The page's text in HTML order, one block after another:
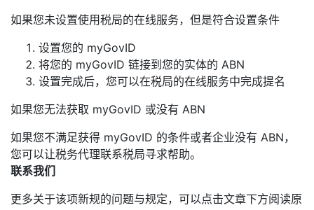
如果您未设置使用税局的在线服务，但是符合设置条件
设置您的 myGovID
将您的 myGovID 链接到您的实体的 ABN
设置完成后，您可以在税局的在线服务中完成提名
如果您无法获取 myGovID 或没有 ABN
如果您不满足获得 myGovID 的条件或者企业没有 ABN，
您可以让税务代理联系税局寻求帮助。
联系我们
更多关于该项新规的问题与规定，可以点击文章下方阅读原